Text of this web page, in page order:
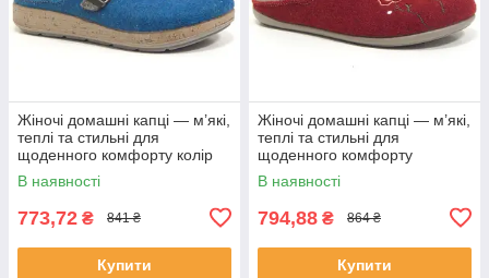
Жіночі домашні капці — м’які,
теплі та стильні для
щоденного комфорту колір
Яскраво-синій
В наявності
773,72 ₴ 841 ₴
Купити
Жіночі домашні капці — м’які,
теплі та стильні для
щоденного комфорту
В наявності
794,88 ₴ 864 ₴
Купити